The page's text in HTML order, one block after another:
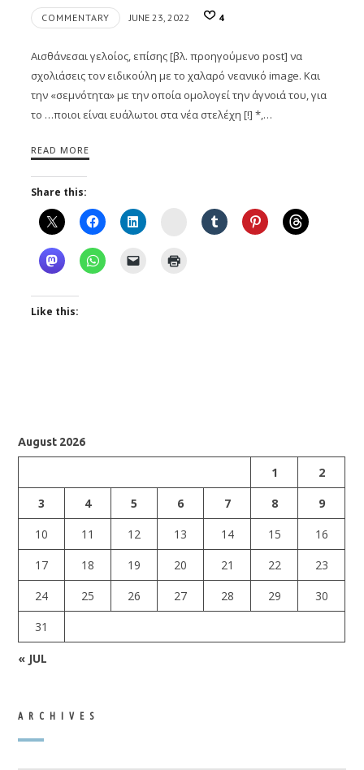
COMMENTARY JUNE 23, 2022 4
Αισθάνεσαι γελοίος, επίσης [βλ. προηγούμενο post] να
σχολιάσεις τον ειδικούλη με το χαλαρό νεανικό image. Και
την «σεμνότητα» με την οποία ομολογεί την άγνοιά του, για
το …ποιοι είναι ευάλωτοι στα νέα στελέχη [!] *,…
READ MORE
Share this:
Instagram
Like this:
August 2026
1
2
3
4 5 6 7 8
9
10
11 12 13 14 15
16
17
18 19 20 21 22
23
24
25 26 27 28 29
30
31
« JUL
ARCHIVES